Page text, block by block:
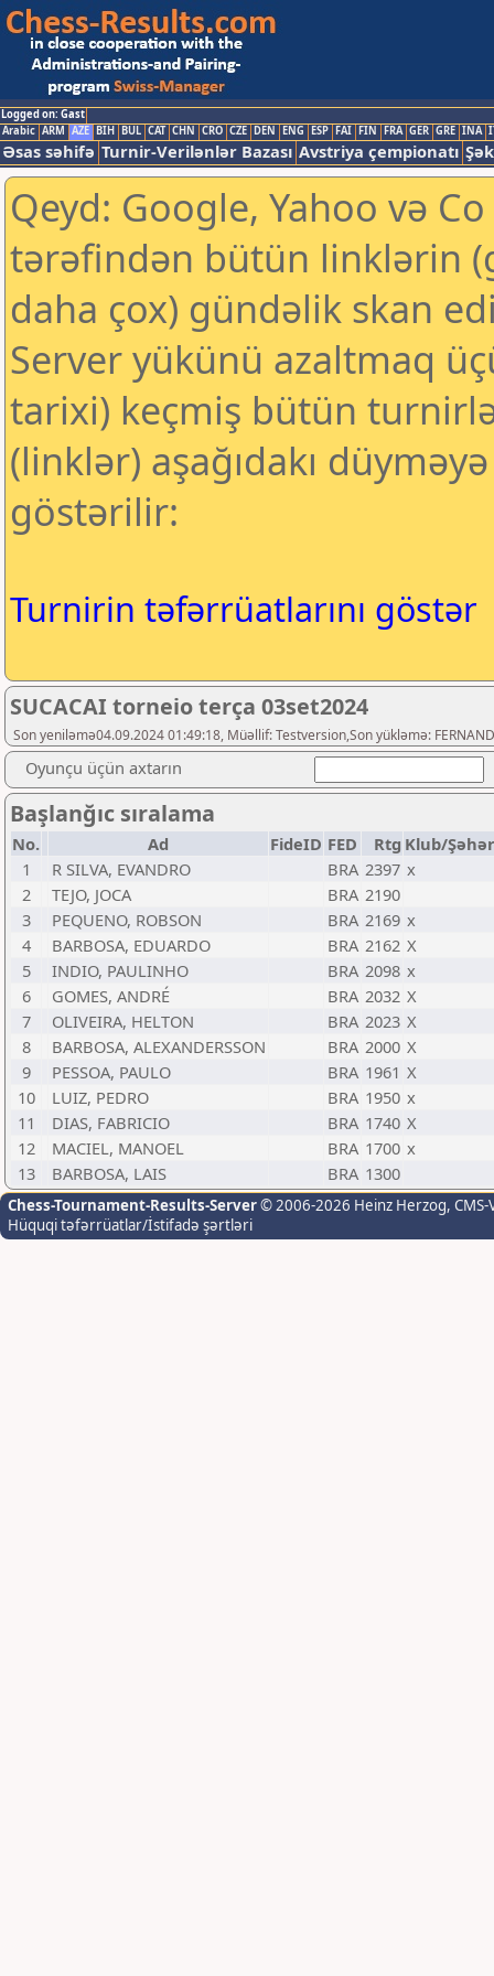
Logged on: Gast
Arabic ARM AZE BIH BUL CAT CHN CRO CZE DEN ENG ESP FAI FIN FRA GER GRE INA
Əsas səhifə Turnir-Verilənlər Bazası Avstriya çempionatı
Qeyd: Google, Yahoo və
tərəfindən bütün linklərin
daha çox) gündəlik skan
Server yükünü azaltmaq
tarixi) keçmiş bütün
(linklər) aşağıdakı
göstərilir:
Turnirin təfərrüatlarını göstər
SUCACAI torneio terça 03set2024
Son yeniləmə04.09.2024 01:49:18, Müəllif: Testversion,Son yükləmə:
Oyunçu üçün axtarın
Başlanğıc sıralama
No. Ad FideID FED Rtg Klub/Şəhər
1
R SILVA, EVANDRO BRA 2397 x
2
TEJO, JOCA BRA 2190
3
PEQUENO, ROBSON BRA 2169 x
4
BARBOSA, EDUARDO BRA 2162 X
5
⁯INDIO, PAULINHO BRA 2098 x
6
GOMES, ANDRÉ BRA 2032 X
7
OLIVEIRA, HELTON BRA 2023 X
8
BARBOSA, ALEXANDERSSON BRA 2000 X
9
PESSOA, PAULO BRA 1961 X
10
LUIZ, PEDRO BRA 1950 x
11
DIAS, FABRICIO BRA 1740 X
12
MACIEL, MANOEL BRA 1700 x
13
BARBOSA, LAIS BRA 1300
Chess-Tournament-Results-Server© 2006-2026 Heinz Herzog,
Hüquqi təfərrüatlar/İstifadə şərtləri